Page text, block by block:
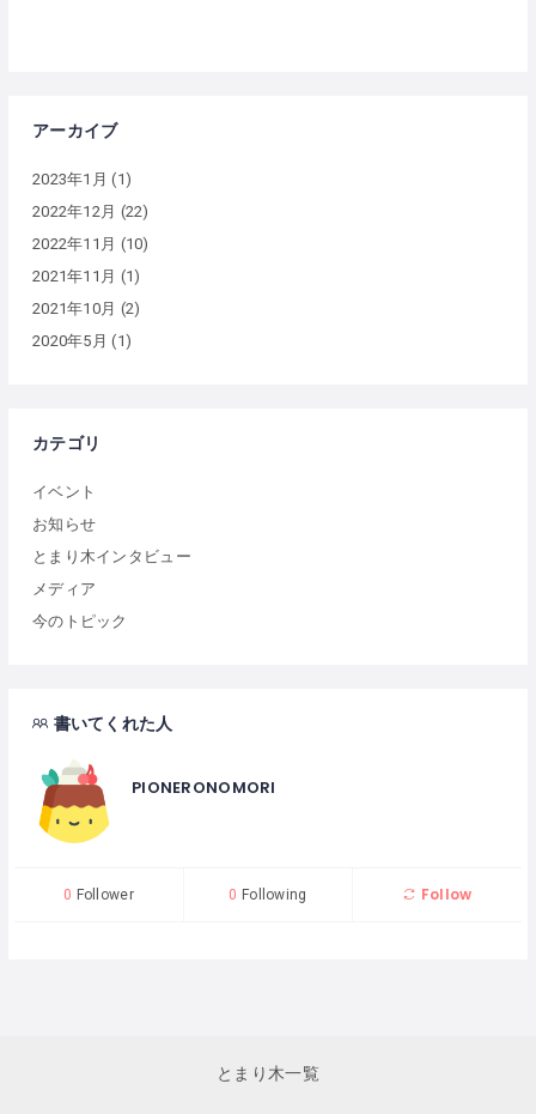
アーカイブ
2023年1月 (1)
2022年12月 (22)
2022年11月 (10)
2021年11月 (1)
2021年10月 (2)
2020年5月 (1)
カテゴリ
イベント
お知らせ
とまり木インタビュー
メディア
今のトピック
書いてくれた人
PIONERONOMORI
0 Follower 0 Following Follow
とまり木一覧